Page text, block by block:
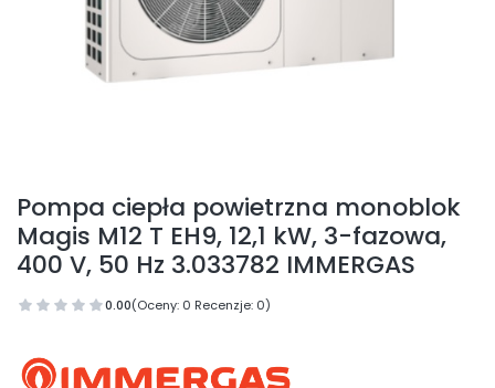
Pompa ciepła powietrzna monoblok
Magis M12 T EH9, 12,1 kW, 3-fazowa,
400 V, 50 Hz 3.033782 IMMERGAS
0.00(Oceny: 0 Recenzje: 0)